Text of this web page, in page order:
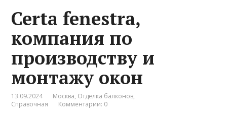
Certa fenestra,
компания по
производству и
монтажу окон
13.09.2024 Москва, Отделка балконов,
Справочная
Комментарии: 0